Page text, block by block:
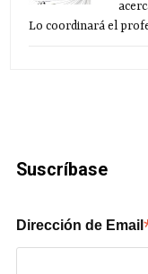
Lo coordinará el
Suscríbase
Dirección de Email